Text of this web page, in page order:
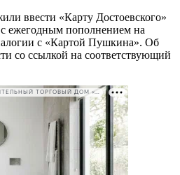
ввести «Карту Достоевского»
ежегодным пополнением на
с «Картой Пушкина». Об
со ссылкой на соответствующий
РЕКЛАМА • ООО СТРОИТЕЛЬНЫЙ ТОРГОВЫЙ ДОМ «ПЕТРОВИЧ». ИНН: 7802348846